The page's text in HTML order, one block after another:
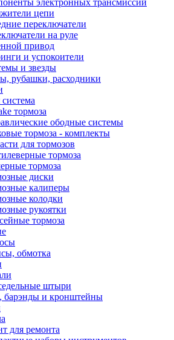
цепи
переключатели
на руле
привод
и успокоители
и звезды
рубашки, расходники
тормоза
ободные системы
тормоза - комплекты
для тормозов
тормоза
тормоза
диски
калиперы
колодки
рукоятки
тормоза
обмотка
штыри
барэнды и кронштейны
для ремонта